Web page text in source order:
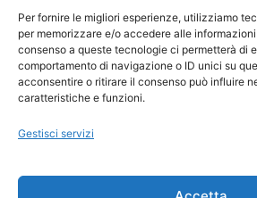
Per fornire le migliori esperienze, utilizziamo
per memorizzare e/o accedere alle
consenso a queste tecnologie ci permetterà di
comportamento di navigazione o ID unici su
acconsentire o ritirare il consenso può influire
caratteristiche e funzioni.
Gestisci servizi
Ora Esatta in Italia in questo
Ti Senti Strano Ultimamente?
la Risonanza di Schumann
Come Sapere Se Stai
Copyright 2026 NotiziePlus.com